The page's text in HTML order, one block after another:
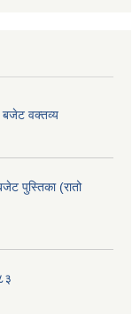
बजेट वक्तव्य
पुस्तिका (रातो